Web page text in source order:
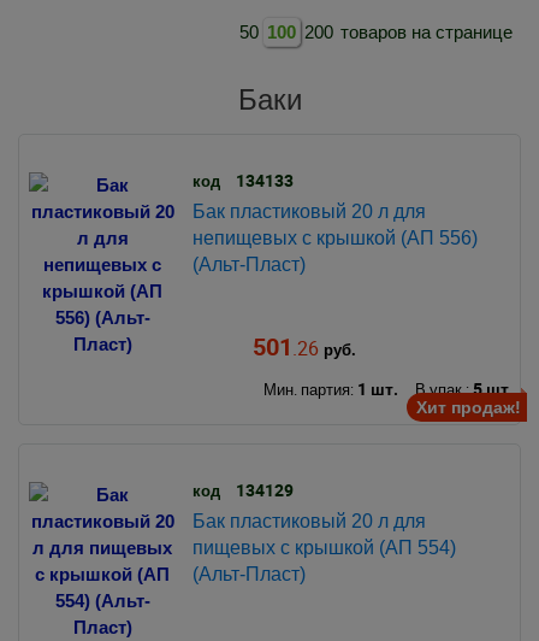
50 100 200 товаров на странице
Баки
Хит продаж!
код 134133
Бак пластиковый 20 л для
непищевых с крышкой (АП 556)
(Альт-Пласт)
501.26 руб.
Мин. партия: 1 шт. В упак.:5 шт.
код 134129
Бак пластиковый 20 л для
пищевых с крышкой (АП 554)
(Альт-Пласт)